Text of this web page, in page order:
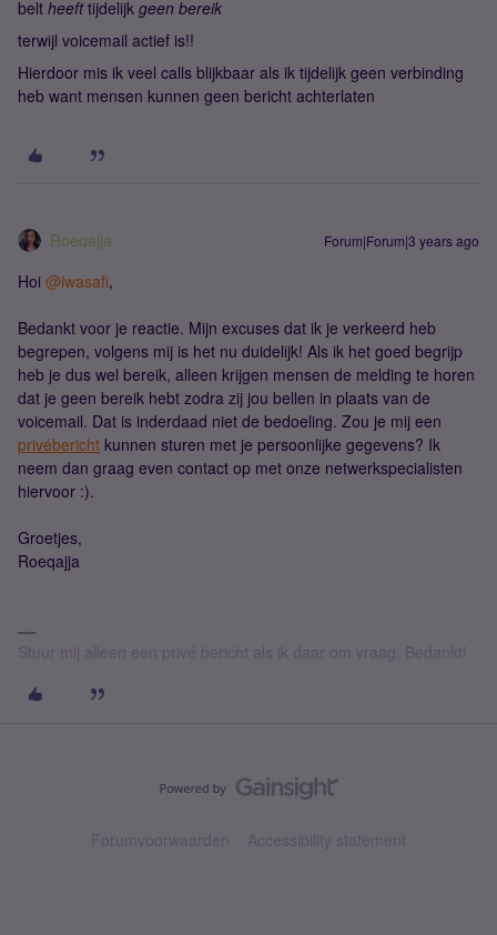
belt heefttijdelijk geen bereik
terwijl voicemail actief is!!
Hierdoor mis ik veel calls blijkbaar als ik tijdelijk geen verbinding
heb want mensen kunnen geen bericht achterlaten
Roeqajja Forum|Forum|3 years ago
Hoi @iwasafi,
Bedankt voor je reactie. Mijn excuses dat ik je verkeerd heb
begrepen, volgens mij is het nu duidelijk! Als ik het goed begrijp
heb je dus wel bereik, alleen krijgen mensen de melding te horen
dat je geen bereik hebt zodra zij jou bellen in plaats van de
voicemail. Dat is inderdaad niet de bedoeling. Zou je mij een
privébericht kunnen sturen met je persoonlijke gegevens? Ik
neem dan graag even contact op met onze netwerkspecialisten
hiervoor :).
Groetjes,
Roeqajja
Stuur mij alleen een privé bericht als ik daar om vraag. Bedankt!
Forumvoorwaarden Accessibility statement